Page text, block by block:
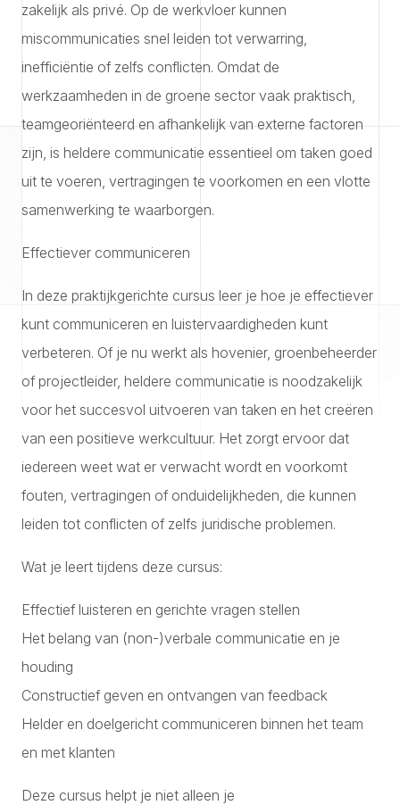
zakelijk als privé. Op de werkvloer kunnen
miscommunicaties snel leiden tot verwarring,
inefficiëntie of zelfs conflicten. Omdat de
werkzaamheden in de groene sector vaak praktisch,
teamgeoriënteerd en afhankelijk van externe factoren
zijn, is heldere communicatie essentieel om taken goed
uit te voeren, vertragingen te voorkomen en een vlotte
samenwerking te waarborgen.
Effectiever communiceren
In deze praktijkgerichte cursus leer je hoe je effectiever
kunt communiceren en luistervaardigheden kunt
verbeteren. Of je nu werkt als hovenier, groenbeheerder
of projectleider, heldere communicatie is noodzakelijk
voor het succesvol uitvoeren van taken en het creëren
van een positieve werkcultuur. Het zorgt ervoor dat
iedereen weet wat er verwacht wordt en voorkomt
fouten, vertragingen of onduidelijkheden, die kunnen
leiden tot conflicten of zelfs juridische problemen.
Wat je leert tijdens deze cursus:
Effectief luisteren en gerichte vragen stellen
Het belang van (non-)verbale communicatie en je
houding
Constructief geven en ontvangen van feedback
Helder en doelgericht communiceren binnen het team
en met klanten
Deze cursus helpt je niet alleen je